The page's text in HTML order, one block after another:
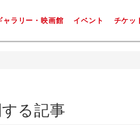
ャラリー・映画館 イベント チケッ
る記事